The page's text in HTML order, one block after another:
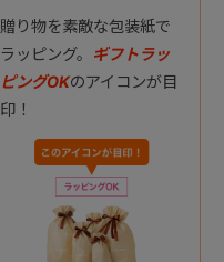
贈り物を素敵な包装紙で
ラッピング。 ギフトラッ
ピングOKのアイコンが目
印！